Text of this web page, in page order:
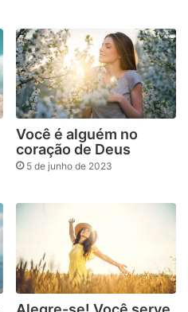
Você é alguém no
coração de Deus
5 de junho de 2023